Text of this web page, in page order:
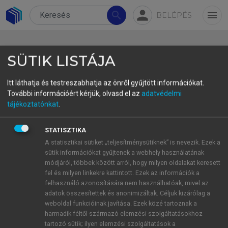
search person BELÉPÉS menu
A telephely környezetének
geofizikai és tektonikai
jellemzése
Geophysical Investigation and Tectonic
Characterization of the Site Vicinity
Ferenc1,Tóth Tamás 2,KoroknaiBalázs3,
WórumGéza4,Földvári Koppány5
DSc, geofizikus, professor emeritus, ELTE
Geofizikai és Űrtudományi Tanszék, Budapest,
SÜTIK LISTÁJA
Itt láthatja és testreszabhatja az önről gyűjtött információkat.
További információért kérjük, olvasd el az adatvédelmi
tájékoztatónkat.
STATISZTIKA
A statisztikai sütiket „teljesítménysütiknek” is nevezik. Ezek a
sütik információkat gyűjtenek a webhely használatának
módjáról, többek között arról, hogy milyen oldalakat keresett
fel és milyen linkekre kattintott. Ezek az információk a
felhasználó azonosítására nem használhatóak, mivel az
adatok összesítettek és anonimizáltak. Céljuk kizárólag a
weboldal funkcióinak javítása. Ezek közé tartoznak a
harmadik féltől származó elemzési szolgáltatásokhoz
tartozó sütik; ilyen elemzési szolgáltatások a